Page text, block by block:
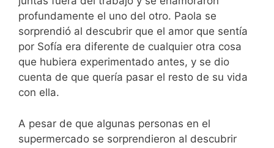
profundamente el uno del otro. Paola se
sorprendió al descubrir que el amor que sentía
por Sofía era diferente de cualquier otra cosa
que hubiera experimentado antes, y se dio
cuenta de que quería pasar el resto de su vida
con ella.
A pesar de que algunas personas en el
supermercado se sorprendieron al descubrir